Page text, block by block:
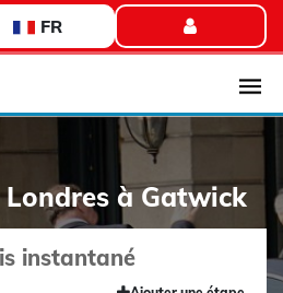
FR
à Gatwick
instantané